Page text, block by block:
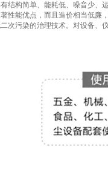
结构简单、能耗低、噪音少、
性能优点，而且造价相当低廉
污染的治理技术。对设备、